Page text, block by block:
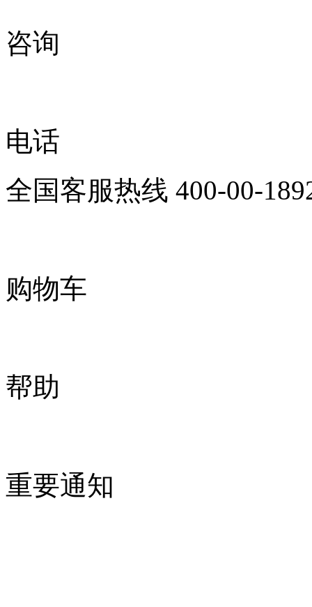
咨询
电话
全国客服热线 400-00-
购物车
帮助
重要通知